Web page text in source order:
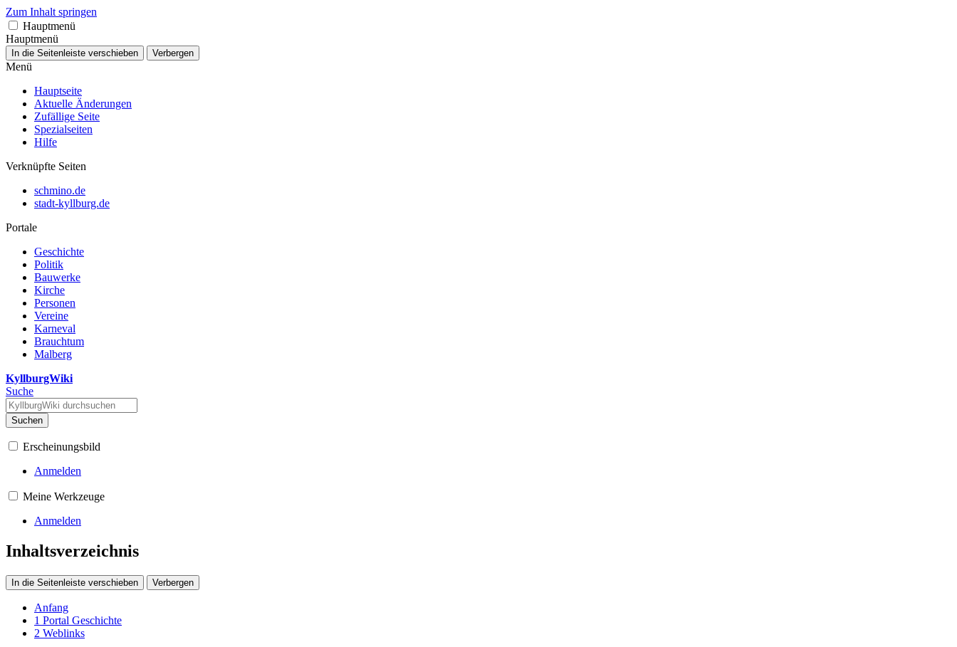
Zum Inhalt springen
Hauptmenü
Hauptmenü
In die Seitenleiste verschieben Verbergen
Menü
Hauptseite
Aktuelle Änderungen
Zufällige Seite
Spezialseiten
Hilfe
Verknüpfte Seiten
schmino.de
stadt-kyllburg.de
Portale
Geschichte
Politik
Bauwerke
Kirche
Personen
Vereine
Karneval
Brauchtum
Malberg
KyllburgWiki
Suche
Suchen
Erscheinungsbild
Anmelden
Meine Werkzeuge
Anmelden
Inhaltsverzeichnis
In die Seitenleiste verschieben Verbergen
Anfang
1 Portal Geschichte
2 Weblinks